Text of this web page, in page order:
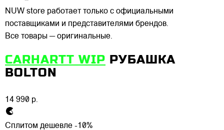
NUW store работает только с официальными
поставщиками и представителями брендов.
Все товары — оригинальные.
CARHARTT WIP РУБАШКА
BOLTON
14 990 р.
Сплитом дешевле -10%